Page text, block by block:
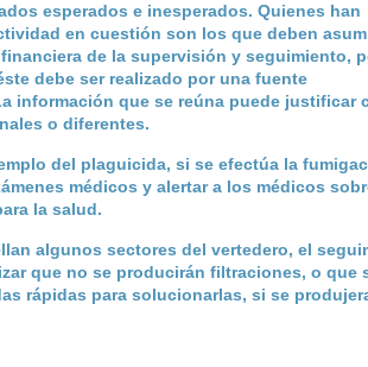
esperados e inesperados. Quienes han
en cuestión son los que deben
de la supervisión y seguimiento,
debe ser realizado por una fuente
información que se reúna puede justificar
o diferentes.
del plaguicida, si se efectúa la
médicos y alertar a los médicos
la salud.
algunos sectores del vertedero, el
que no se producirán filtraciones, o que
rápidas para solucionarlas, si se